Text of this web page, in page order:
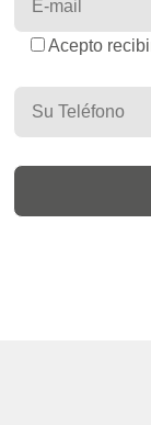
Acepto